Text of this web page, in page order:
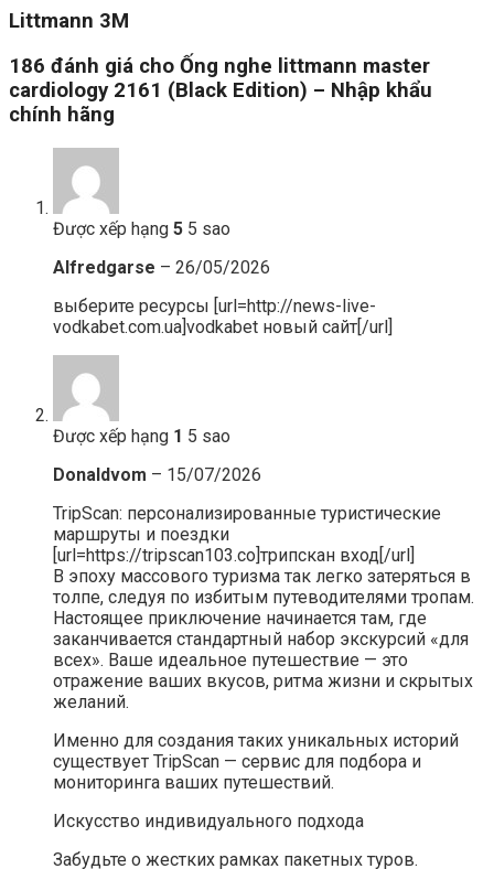
Littmann 3M
186 đánh giá cho Ống nghe littmann master
cardiology 2161 (Black Edition) – Nhập khẩu
chính hãng
Được xếp hạng 5 5 sao
Alfredgarse – 26/05/2026
выберите ресурсы [url=http://news-live-
vodkabet.com.ua]vodkabet новый сайт[/url]
Được xếp hạng 1 5 sao
Donaldvom – 15/07/2026
TripScan: персонализированные туристические
маршруты и поездки
[url=https://tripscan103.co]трипскан вход[/url]
В эпоху массового туризма так легко затеряться в
толпе, следуя по избитым путеводителями тропам.
Настоящее приключение начинается там, где
заканчивается стандартный набор экскурсий «для
всех». Ваше идеальное путешествие — это
отражение ваших вкусов, ритма жизни и скрытых
желаний.
Именно для создания таких уникальных историй
существует TripScan — сервис для подбора и
мониторинга ваших путешествий.
Искусство индивидуального подхода
Забудьте о жестких рамках пакетных туров.